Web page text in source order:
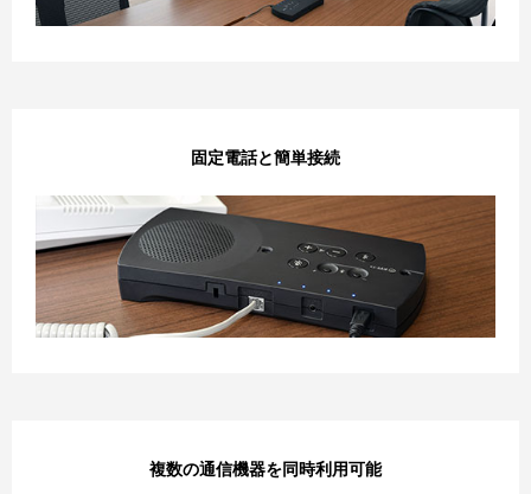
固定電話と簡単接続
複数の通信機器を同時利用可能